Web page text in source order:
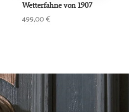
Wetterfahne von 1907
499,00€